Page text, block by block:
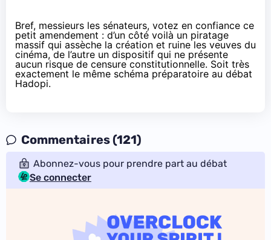
Bref, messieurs les sénateurs, votez en confiance ce
petit amendement : d’un côté voilà un piratage
massif qui assèche la création et ruine les veuves du
cinéma, de l’autre un dispositif qui ne présente
aucun risque de censure constitutionnelle. Soit très
exactement le même schéma préparatoire au débat
Hadopi.
Commentaires (121)
Abonnez-vous pour prendre part au débat
Se connecter